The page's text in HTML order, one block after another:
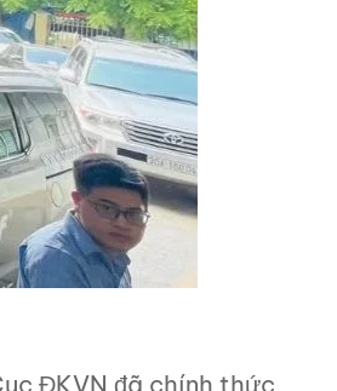
ĐKVN đã chính thức